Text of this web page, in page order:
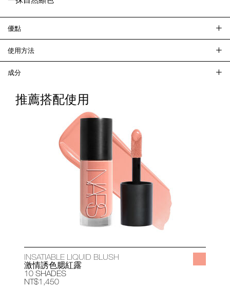
優點
使用方法
成分
推薦搭配使用
INSATIABLE LIQUID BLUSH
激情誘色腮紅露
10 SHADES
NT$1,450